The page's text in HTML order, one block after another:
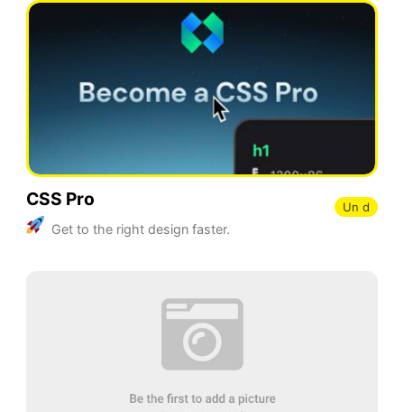
CSS Pro
Get to the right design faster.
Un d